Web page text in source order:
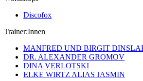
Discofox
Trainer:Innen
MANFRED UND BIRGIT
DR. ALEXANDER GROMOV
DINA VERLOTSKI
ELKE WIRTZ ALIAS JASMIN